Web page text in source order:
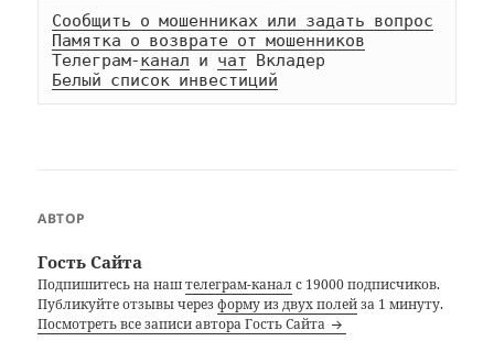
Сообщить о мошенниках или задать вопрос
Памятка о возврате от мошенников
Телеграм-канал и чат
Белый список инвестиций
АВТОР
Гость Сайта
Подпишитесь на наштелеграм-каналс 19000 подписчиков.
Публикуйте отзывы черезформу из двух полейза 1 минуту.
Посмотреть все записи автора Гость Сайта